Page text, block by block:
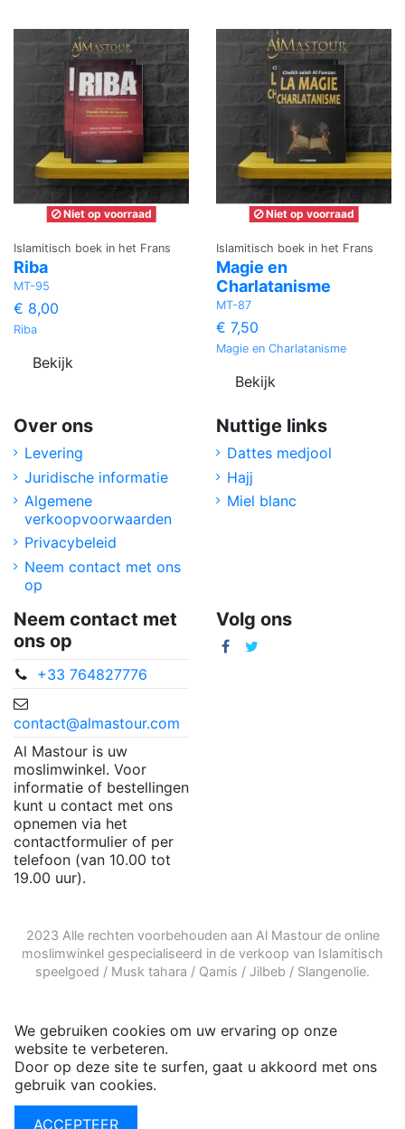
Niet op voorraad
Islamitisch boek in het Frans
Riba
MT-95
€ 8,00
Riba
Bekijk
Niet op voorraad
Islamitisch boek in het Frans
Magie en
Charlatanisme
MT-87
€ 7,50
Magie en Charlatanisme
Bekijk
Over ons
Levering
Juridische informatie
Algemene
verkoopvoorwaarden
Privacybeleid
Neem contact met ons
op
Nuttige links
Dattes medjool
Hajj
Miel blanc
Neem contact met
ons op
+33 764827776
contact@almastour.com
Al Mastour is uw
moslimwinkel. Voor
informatie of bestellingen
kunt u contact met ons
opnemen via het
contactformulier of per
telefoon (van 10.00 tot
19.00 uur).
Volg ons
2023 Alle rechten voorbehouden aan Al Mastour de online
moslimwinkel gespecialiseerd in de verkoop van Islamitisch
speelgoed / Musk tahara / Qamis / Jilbeb / Slangenolie.
We gebruiken cookies om uw ervaring op onze
website te verbeteren.
Door op deze site te surfen, gaat u akkoord met ons
gebruik van cookies.
ACCEPTEER